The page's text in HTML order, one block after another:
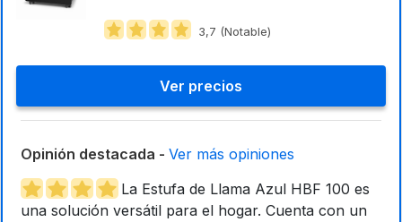
3,7 (Notable)
Ver precios
Opinión destacada - Ver más opiniones
La Estufa de Llama Azul HBF 100 es
una solución versátil para el hogar. Cuenta con un